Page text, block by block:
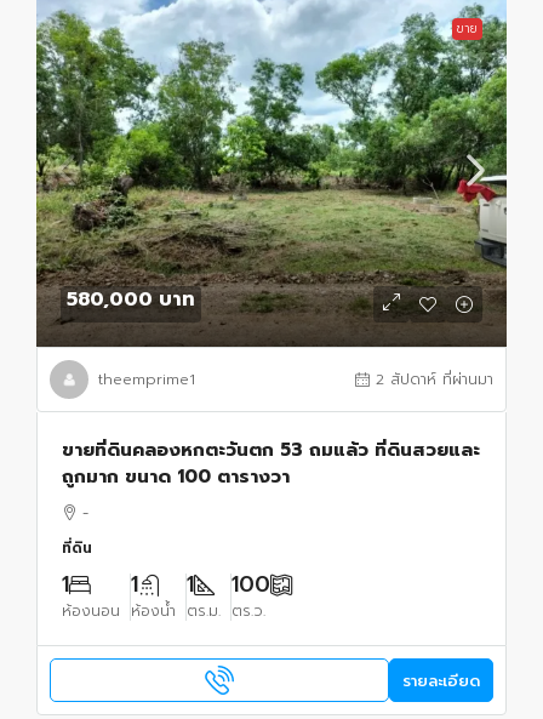
ขาย
580,000 บาท
theemprime1 2 สัปดาห์ ที่ผ่านมา
ขายที่ดินคลองหกตะวันตก 53 ถมแล้ว ที่ดินสวยและ
ถูกมาก ขนาด 100 ตารางวา
-
ที่ดิน
1
ห้องนอน
1
ห้องน้ำ
1
ตร.ม.
100
ตร.ว.
รายละเอียด